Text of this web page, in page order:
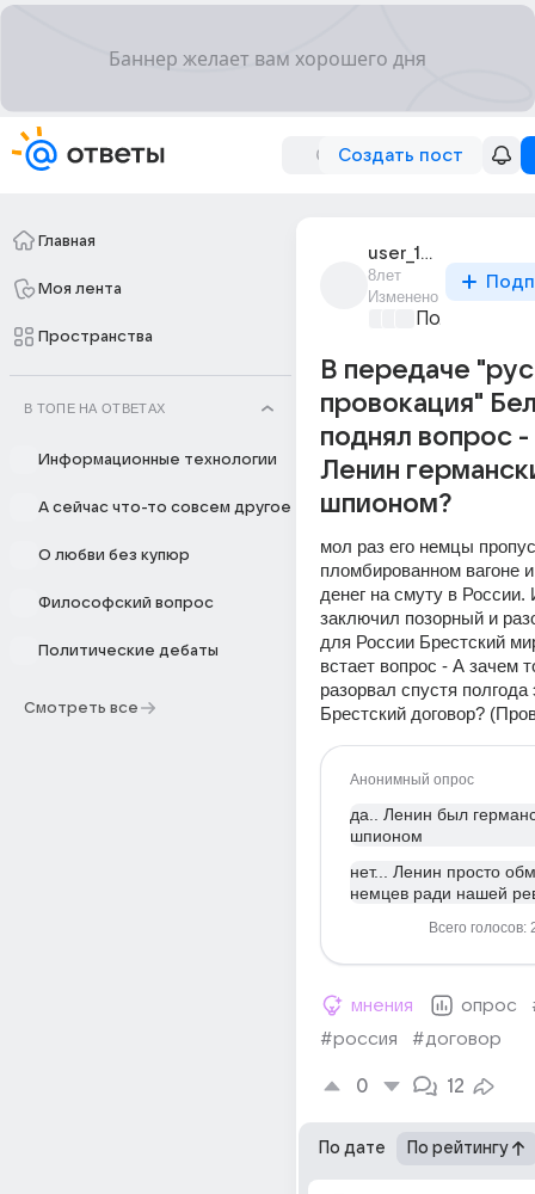
Создать пост
Главная
Моя лента
Пространства
В ТОПЕ НА ОТВЕТАХ
Информационные технологии
А сейчас что-то совсем другое
О любви без купюр
Философский вопрос
Политические дебаты
Смотреть все
user_16235834
8лет
Изменено
В передаче
провокация"
поднял вопрос
Ленин
шпионом?
мол раз его немцы
пломбированном вагоне
денег на смуту в
заключил позорный и
для России Брестский
встает вопрос - А зачем
разорвал спустя полгода
Брестский договор?
Анонимный опрос
да.. Ленин был
шпионом
нет... Ленин просто
немцев ради нашей
Всего голосов:
мнения опрос
#россия
#договор
0 12
По дате По рейтингу